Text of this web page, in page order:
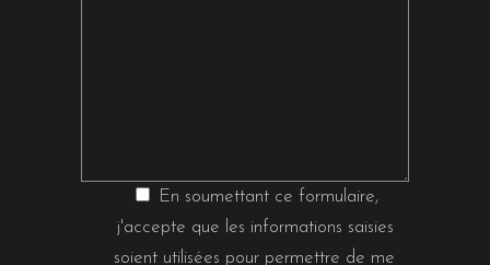
En soumettant ce formulaire,
j'accepte que les informations saisies
soient utilisées pour permettre de me